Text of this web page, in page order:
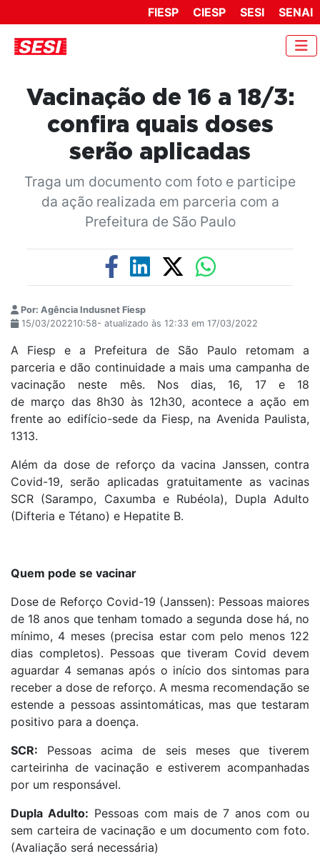
FIESP CIESP SESI SENAI
Vacinação de 16 a 18/3:
confira quais doses
serão aplicadas
Traga um documento com foto e participe
da ação realizada em parceria com a
Prefeitura de São Paulo
Por: Agência Indusnet Fiesp
15/03/202210:58- atualizado às 12:33 em 17/03/2022
A Fiesp e a Prefeitura de São Paulo retomam a
parceria e dão continuidade a mais uma campanha de
vacinação neste mês. Nos dias, 16, 17 e 18
de março das 8h30 às 12h30, acontece a ação em
frente ao edifício-sede da Fiesp, na Avenida Paulista,
1313.
Além da dose de reforço da vacina Janssen, contra
Covid-19, serão aplicadas gratuitamente as vacinas
SCR (Sarampo, Caxumba e Rubéola), Dupla Adulto
(Difteria e Tétano) e Hepatite B.
Quem pode se vacinar
Dose de Reforço Covid-19 (Janssen): Pessoas maiores
de 18 anos que tenham tomado a segunda dose há, no
mínimo, 4 meses (precisa estar com pelo menos 122
dias completos). Pessoas que tiveram Covid devem
aguardar 4 semanas após o início dos sintomas para
receber a dose de reforço. A mesma recomendação se
estende a pessoas assintomáticas, mas que testaram
positivo para a doença.
SCR: Pessoas acima de seis meses que tiverem
carteirinha de vacinação e estiverem acompanhadas
por um responsável.
Dupla Adulto: Pessoas com mais de 7 anos com ou
sem carteira de vacinação e um documento com foto.
(Avaliação será necessária)